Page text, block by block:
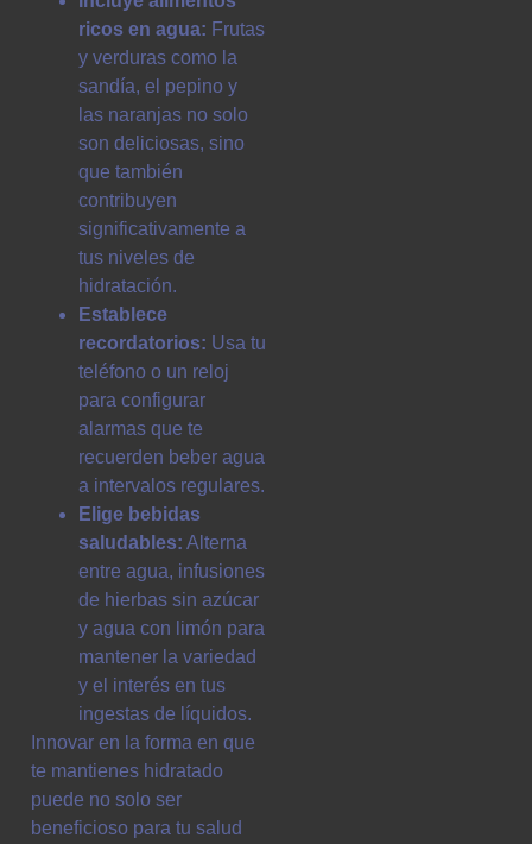
ricos en agua: Frutas
y verduras como la
sandía, el pepino y
las naranjas no solo
son deliciosas, sino
que también
contribuyen
significativamente a
tus niveles de
hidratación.
Establece
recordatorios: Usa tu
teléfono o un reloj
para configurar
alarmas que te
recuerden beber agua
a intervalos regulares.
Elige bebidas
saludables: Alterna
entre agua, infusiones
de hierbas sin azúcar
y agua con limón para
mantener la variedad
y el interés en tus
ingestas de líquidos.
Innovar en la forma en que
te mantienes hidratado
puede no solo ser
beneficioso para tu salud